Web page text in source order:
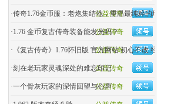
公益传奇
·传奇1.76金币服：老炮集结地，重温最纯粹的玛法热血！
公益传奇
·1.76 金币复古传奇装备能发光吗？
公益传奇
· 《复古传奇》1.76怀旧版 官方网站 初心不改 经典回归
公益传奇
·刻在老玩家灵魂深处的难忘印记
公益传奇
·一个骨灰玩家的深情回望与心声